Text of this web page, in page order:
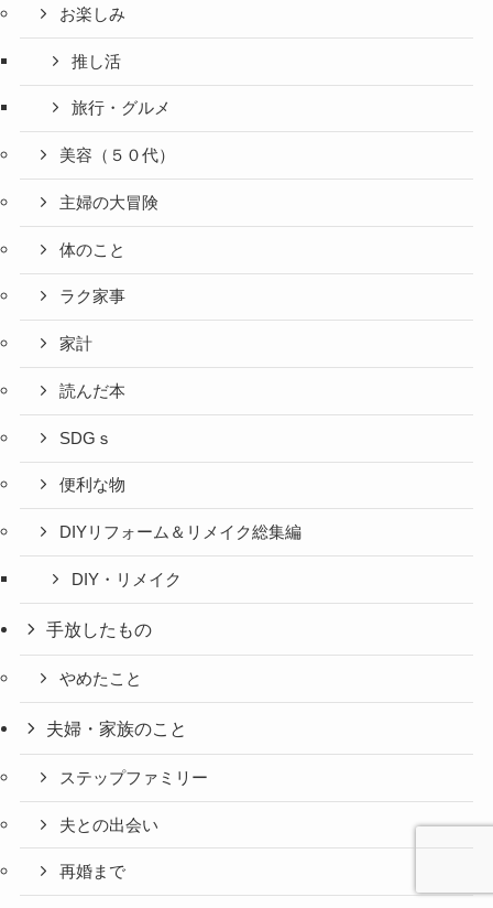
お楽しみ
推し活
旅行・グルメ
美容（５０代）
主婦の大冒険
体のこと
ラク家事
家計
読んだ本
SDGｓ
便利な物
DIYリフォーム＆リメイク総集編
DIY・リメイク
手放したもの
やめたこと
夫婦・家族のこと
ステップファミリー
夫との出会い
再婚まで